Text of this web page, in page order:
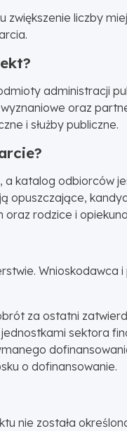
zwiększenie liczby
administracji
oraz
i służby publiczne.
katalog odbiorców
opuszczające,
rodzice i
za ostatni
sektora
o dofinansowanie.
nie została